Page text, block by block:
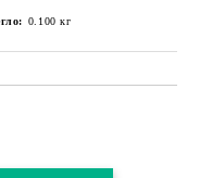
0.100 кг